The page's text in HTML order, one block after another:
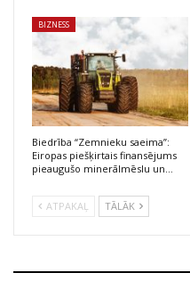
BIZNESS
Biedrība “Zemnieku saeima”:
Eiropas piešķirtais finansējums
pieaugušo minerālmēslu un…
ATPAKAĻ TĀLĀK